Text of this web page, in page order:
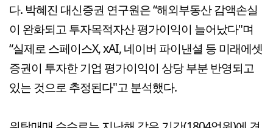
다. 박혜진 대신증권 연구원은 “해외부동산 감액손실
이 완화되고 투자목적자산 평가이익이 늘어났다"며
“실제로 스페이스X, xAI, 네이버 파이낸셜 등 미래에셋
증권이 투자한 기업 평가이익이 상당 부분 반영되고
있는 것으로 추정된다"고 분석했다.